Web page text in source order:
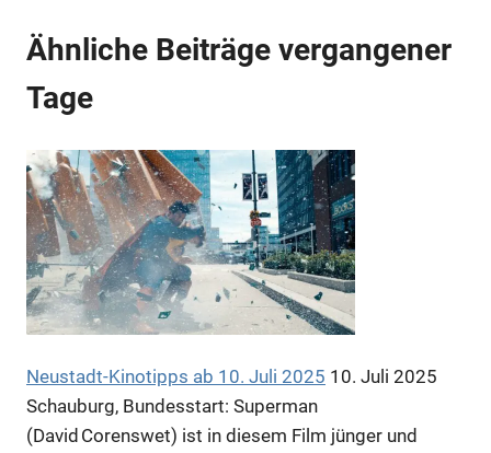
Ähnliche Beiträge vergangener
Tage
Neustadt-Kinotipps ab 10. Juli 2025 10. Juli 2025
Schauburg, Bundesstart: Superman
(David Corenswet) ist in diesem Film jünger und